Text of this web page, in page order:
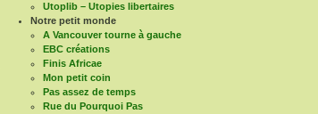
Utoplib – Utopies libertaires
Notre petit monde
A Vancouver tourne à gauche
EBC créations
Finis Africae
Mon petit coin
Pas assez de temps
Rue du Pourquoi Pas